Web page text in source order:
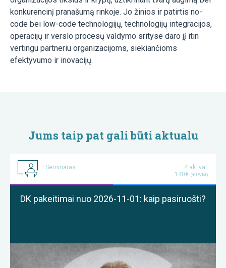
konkurencinį pranašumą rinkoje. Jo žinios ir patirtis no-
code bei low-code technologijų, technologijų integracijos,
operacijų ir verslo procesų valdymo srityse daro jį itin
vertingu partneriu organizacijoms, siekiančioms
efektyvumo ir inovacijų.
Jums taip pat gali būti aktualu
Seminaras
4 ak. val.
140€ (+ PVM)
DK pakeitimai nuo 2026-11-01: kaip pasiruošti?